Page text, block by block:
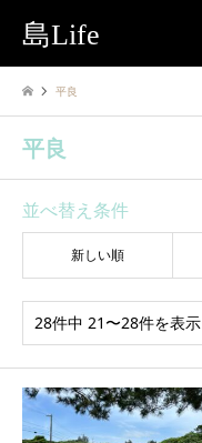
島Life
平良
平良
並べ替え条件
新しい順
28件中 21〜28件を表示